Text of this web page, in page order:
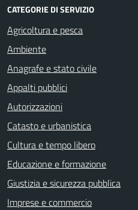
CATEGORIE DI SERVIZIO
Agricoltura e pesca
Ambiente
Anagrafe e stato civile
Appalti pubblici
Autorizzazioni
Catasto e urbanistica
Cultura e tempo libero
Educazione e formazione
Giustizia e sicurezza pubblica
Imprese e commercio